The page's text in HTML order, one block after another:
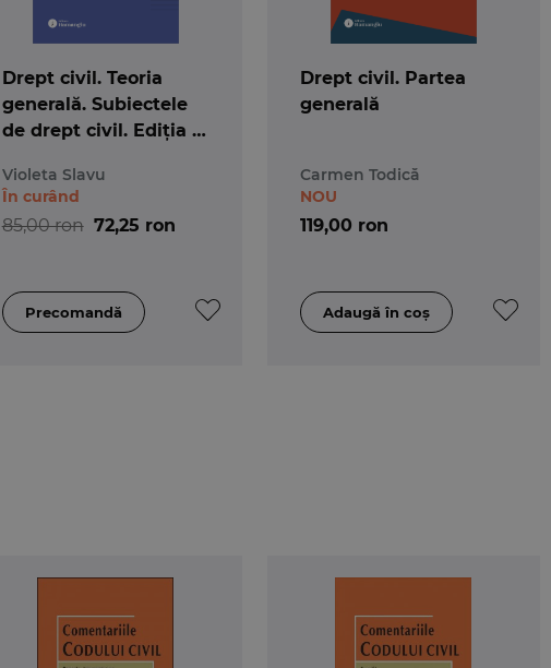
Drept civil. Teoria
generală. Subiectele
de drept civil. Ediția a
Violeta Slavu
85,00 ron 72,25 ron
În curând
Drept civil. Partea
generală
Carmen Todică
119,00 ron
NOU